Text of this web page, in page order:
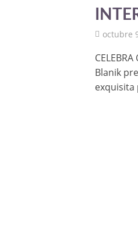
octubre
Blanik
exquisita